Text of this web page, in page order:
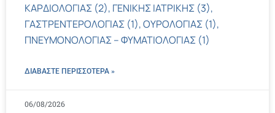
ΚΑΡΔΙΟΛΟΓΙΑΣ (2), ΓΕΝΙΚΗΣ ΙΑΤΡΙΚΗΣ (3),
ΓΑΣΤΡΕΝΤΕΡΟΛΟΓΙΑΣ (1), ΟΥΡΟΛΟΓΙΑΣ (1),
ΠΝΕΥΜΟΝΟΛΟΓΙΑΣ – ΦΥΜΑΤΙΟΛΟΓΙΑΣ (1)
ΔΙΑΒΑΣΤΕ ΠΕΡΙΣΣΌΤΕΡΑ »
06/08/2026